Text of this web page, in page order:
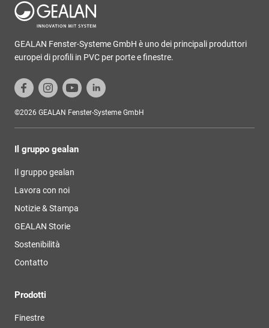
GEALAN Fenster-Systeme GmbH è uno dei principali produttori
europei di profili in PVC per porte e finestre.
©2026 GEALAN Fenster-Systeme GmbH
Il gruppo gealan
Il gruppo gealan
Lavora con noi
Notizie & Stampa
GEALAN Storie
Sostenibilità
Contatto
Prodotti
Finestre